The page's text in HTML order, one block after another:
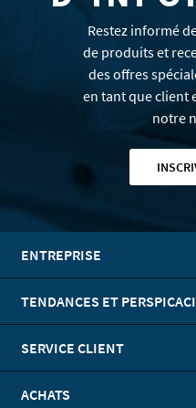
Restez informé
de produits et
des offres
en tant que client
notre
ENTREPRISE
TENDANCES ET
SERVICE CLIENT
ACHATS